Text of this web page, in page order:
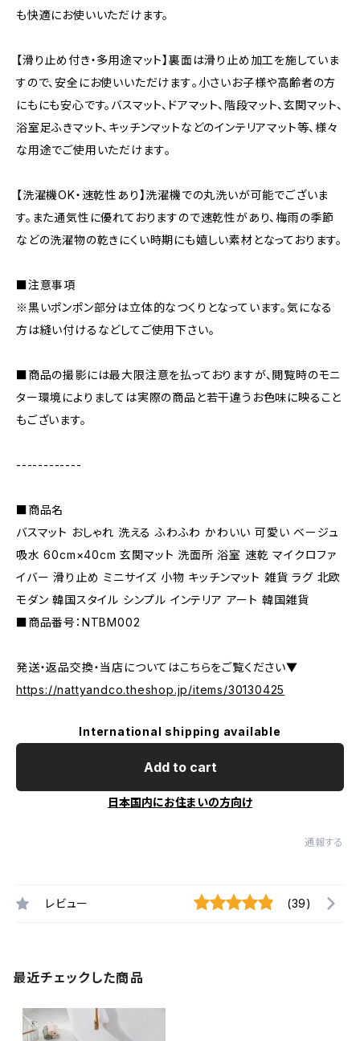
も快適にお使いいただけます。
【滑り止め付き・多用途マット】裏面は滑り止め加工を施していま
すので、安全にお使いいただけます｡小さいお子様や高齢者の方
にもにも安心です。バスマット、ドアマット、階段マット、玄関マット、
浴室足ふきマット、キッチンマットなどのインテリアマット等、様々
な用途でご使用いただけます｡
【洗濯機OK・速乾性あり】洗濯機での丸洗いが可能でございま
す。また通気性に優れておりますので速乾性があり、梅雨の季節
などの洗濯物の乾きにくい時期にも嬉しい素材となっております。
■注意事項
※黒いポンポン部分は立体的なつくりとなっています。気になる
方は縫い付けるなどしてご使用下さい。
■商品の撮影には最大限注意を払っておりますが、閲覧時のモニ
ター環境によりましては実際の商品と若干違うお色味に映ること
もございます。
------------
■商品名
バスマット おしゃれ 洗える ふわふわ かわいい 可愛い ベージュ
吸水 60cm×40cm 玄関マット 洗面所 浴室 速乾 マイクロファ
イバー 滑り止め ミニサイズ 小物 キッチンマット 雑貨 ラグ 北欧
モダン 韓国スタイル シンプル インテリア アート 韓国雑貨
■商品番号：NTBM002
発送・返品交換・当店についてはこちらをご覧ください▼
https://nattyandco.theshop.jp/items/30130425
International shipping available
Add to cart
日本国内にお住まいの方向け
通報する
レビュー (39)
最近チェックした商品